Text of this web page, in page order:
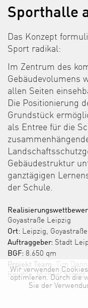
Sporthalle
Das Konzept
Sport radikal:
Im Zentrum des
Gebäudevolumens
allen Seiten
Die Positionierung
Grundstück
als Entree für die
Gebäudestruktur
ganztägigen
der Schule.
Goyastraße Leipzig
Ort: Leipzig, Goyastraße
Auftraggeber: Stadt
BGF: 8.650 qm
Projekt Team: Tim
Reichle, Michael
Wir verwenden
optimieren. Durch die
Sie der